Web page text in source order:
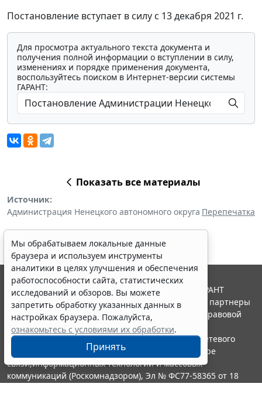
Постановление вступает в силу с 13 декабря 2021 г.
Для просмотра актуального текста документа и
получения полной информации о вступлении в силу,
изменениях и порядке применения документа,
воспользуйтесь поиском в Интернет-версии системы
ГАРАНТ:
Показать все материалы
Источник:
Администрация Ненецкого автономного округа Перепечатка
Мы обрабатываем локальные данные
браузера и используем инструменты
аналитики в целях улучшения и обеспечения
работоспособности сайта, статистических
исследований и обзоров. Вы можете
запретить обработку указанных данных в
настройках браузера. Пожалуйста,
ознакомьтесь с условиями их обработки.
Принять
© ООО "НПП "ГАРАНТ-СЕРВИС", 2026. Система ГАРАНТ
выпускается с 1990 года. Компания "Гарант" и ее партнеры
являются участниками Российской ассоциации правовой
информации ГАРАНТ.
Портал ГАРАНТ.РУ зарегистрирован в качестве сетевого
издания Федеральной службой по надзору в сфере
связи,информационных технологий и массовых
коммуникаций (Роскомнадзором), Эл № ФС77-58365 от 18